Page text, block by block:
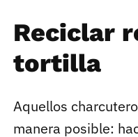
Reciclar
tortilla
Aquellos
manera posible: